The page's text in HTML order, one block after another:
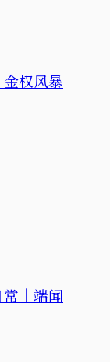
权风暴
常｜端闻